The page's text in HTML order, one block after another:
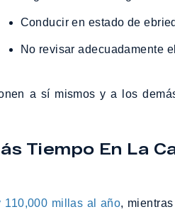
Conducir en estado de
No revisar adecuadamente
a sí mismos y a los
Tiempo En La
110,000 millas al año,